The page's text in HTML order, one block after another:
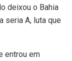
deixou o Bahia
seria A, luta que
entrou em